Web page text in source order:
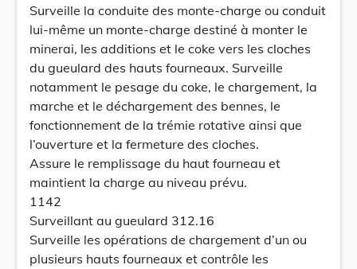
Surveille la conduite des monte-charge ou conduit
lui-même un monte-charge destiné à monter le
minerai, les additions et le coke vers les cloches
du gueulard des hauts fourneaux. Surveille
notamment le pesage du coke, le chargement, la
marche et le déchargement des bennes, le
fonctionnement de la trémie rotative ainsi que
l’ouverture et la fermeture des cloches.
Assure le remplissage du haut fourneau et
maintient la charge au niveau prévu.
1142
Surveillant au gueulard 312.16
Surveille les opérations de chargement d’un ou
plusieurs hauts fourneaux et contrôle les